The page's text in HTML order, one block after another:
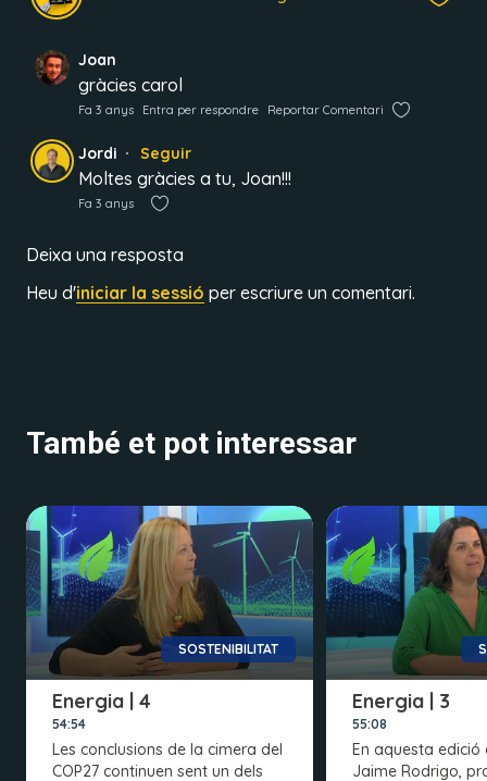
Joan
gràcies carol
Fa 3 anys Entra per respondre Reportar Comentari
Jordi Seguir
Moltes gràcies a tu, Joan!!!
Fa 3 anys
Deixa una resposta
Heu d'iniciar la sessió per escriure un comentari.
També et pot interessar
SOSTENIBILITAT
Energia | 4
54:54
Les conclusions de la cimera del
COP27 continuen sent un dels
Energia | 3
55:08
En aquesta edició
Jaime Rodrigo,